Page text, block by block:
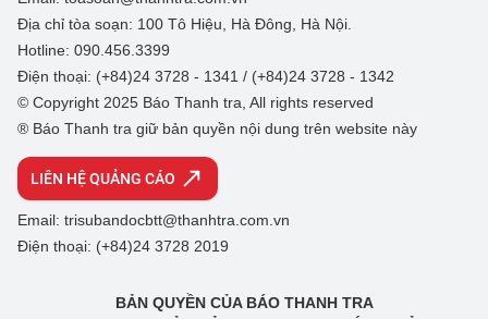
Địa chỉ tòa soạn: 100 Tô Hiệu, Hà Đông, Hà Nội.
Hotline: 090.456.3399
Điện thoại: (+84)24 3728 - 1341 / (+84)24 3728 - 1342
© Copyright 2025 Báo Thanh tra, All rights reserved
® Báo Thanh tra giữ bản quyền nội dung trên website này
LIÊN HỆ QUẢNG CÁO
Email: trisubandocbtt@thanhtra.com.vn
Điện thoại: (+84)24 3728 2019
BẢN QUYỀN CỦA BÁO THANH TRA